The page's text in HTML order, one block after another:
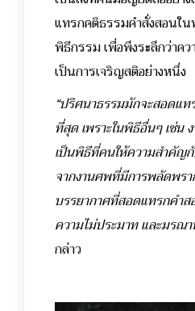
แทรกคติธรรมคำสั่งสอนใ
พิธีกรรม เพื่อพึงระลึกว่าค
เป็นการเจริญสติอย่างหนึ่ง
“ปริศนาธรรมมักจะสอดแ
ที่สุด เพราะในพิธีอื่นๆ เช่น
เป็นพิธีที่คนให้ความสำคัญ
จากงานศพที่มีการพลัดพร
บรรยากาศที่สอดแทรกคำส
ความไม่ประมาท และมรณ
กล่าว